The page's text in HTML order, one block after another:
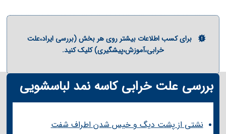
برای کسب اطلاعات بیشتر روی هر بخش (بررسی ایراد،علت
خرابی،آموزش،پیشگیری) کلیک کنید.
بررسی علت خرابی کاسه نمد لباسشویی
:
نشتی از پشت دیگ و خیس شدن اطراف شفت